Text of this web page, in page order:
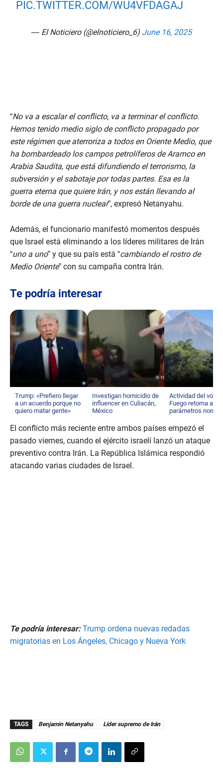
PIC.TWITTER.COM/WU4VFDAGAJ
— El Noticiero (@elnoticiero_6) June 16, 2025
“No va a escalar el conflicto, va a terminar el conflicto.
Hemos tenido medio siglo de conflicto propagado por
este régimen que aterroriza a todos en Oriente Medio, que
ha bombardeado los campos petrolíferos de Aramco en
Arabia Saudita, que está difundiendo el terrorismo, la
subversión y el sabotaje por todas partes. Esa es la
guerra eterna que quiere Irán, y nos están llevando al
borde de una guerra nuclear”, expresó Netanyahu.
Además, el funcionario manifestó momentos después
que Israel está eliminando a los líderes militares de Irán
“uno a uno” y que su país está “cambiando el rostro de
Medio Oriente” con su campaña contra Irán.
Te podría interesar
Trump: «Prefiero llegar
a un acuerdo porque no
quiero matar gente»
Investigan homicidio de
influencer en Culiacán,
México
Actividad del
Fuego retorna a
parámetros
El conflicto más reciente entre ambos países empezó el
pasado viernes, cuando el ejército israelí lanzó un ataque
preventivo contra Irán. La República Islámica respondió
atacando varias ciudades de Israel.
Te podría interesar: Trump ordena nuevas redadas
migratorias en Los Ángeles, Chicago y Nueva York
TAGS Benjamin Netanyahu Líder supremo de Irán